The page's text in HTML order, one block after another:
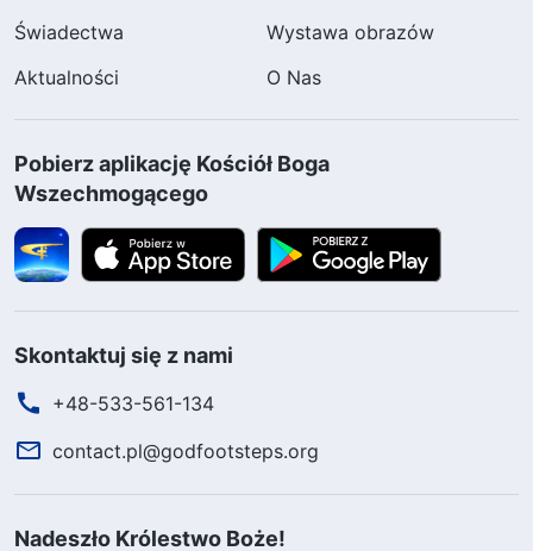
Świadectwa
Wystawa obrazów
Aktualności
O Nas
Pobierz aplikację Kościół Boga
Wszechmogącego
Skontaktuj się z nami
+48-533-561-134
contact.pl@godfootsteps.org
Nadeszło Królestwo Boże!